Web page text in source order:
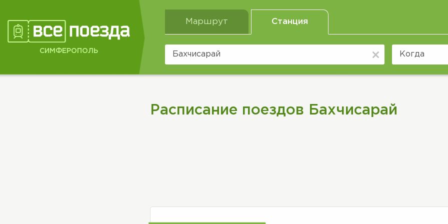
СИМФЕРОПОЛЬ
Маршрут Станция
Расписание поездов Бахчисарай